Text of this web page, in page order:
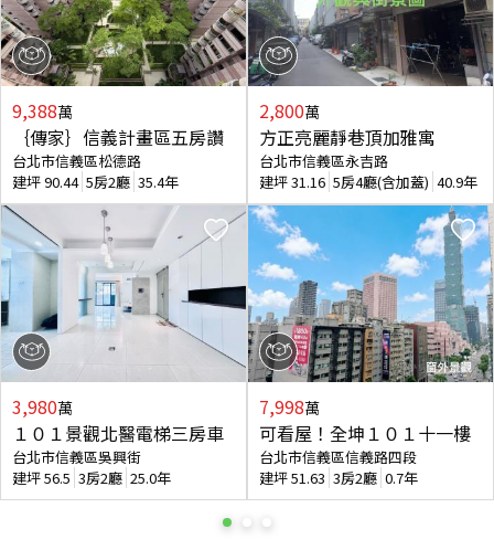
9,388萬
｛傳家｝信義計畫區五房讚
台北市信義區松德路
建坪90.44 5房2廳 35.4年
3,980萬
１０１景觀北醫電梯三房車
台北市信義區吳興街
建坪56.5 3房2廳 25.0年
2,800萬
方正亮麗靜巷頂加雅寓
台北市信義區永吉路
建坪31.16 5房4廳(含加蓋) 40.9年
7,998萬
可看屋！全坤１０１十一樓
台北市信義區信義路四段
建坪51.63 3房2廳 0.7年